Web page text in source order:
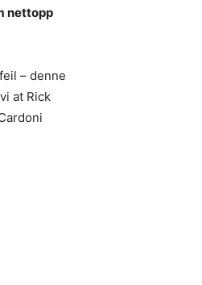
nettopp
– denne
at Rick